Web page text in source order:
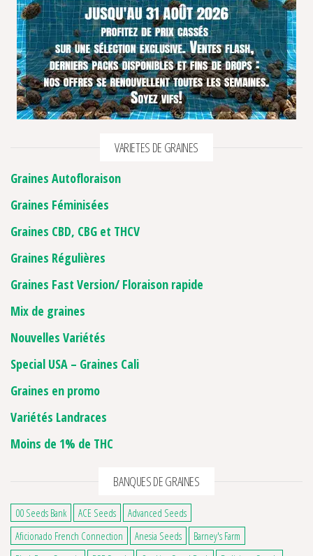
VARIETES DE GRAINES
Graines Autofloraison
Graines Féminisées
Graines CBD, CBG et THCV
Graines Régulières
Graines Fast Version/ Floraison rapide
Mix de graines
Nouvelles Variétés
Special USA – Graines Cali
Graines en promo
Variétés Landraces
Moins de 1% de THC
BANQUES DE GRAINES
00 Seeds Bank ACE Seeds
Advanced Seeds
Aficionado French Connection
Anesia Seeds
Barney's Farm